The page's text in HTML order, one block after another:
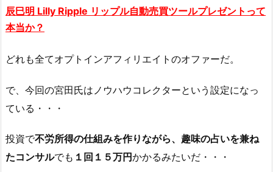
辰巳明 Lilly Ripple リップル自動売買ツールプレゼントって
本当か？
どれも全てオプトインアフィリエイトのオファーだ。
で、今回の宮田氏はノウハウコレクターという設定になっ
ている・・・
投資で不労所得の仕組みを作りながら、 趣味の占いを兼ね
たコンサルでも １回１５万円かかるみたいだ・・・